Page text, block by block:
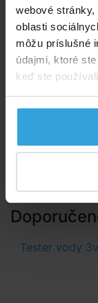
webové
oblasti
môžu príslušné
údajmi, ktoré
keď ste
Parametry
Značka:
Dokumenty
Etiketa
Tester vody